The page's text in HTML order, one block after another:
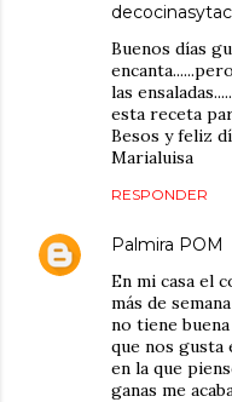
Buenos días
las
esta receta
Besos y feliz
Marialuisa
RESPONDER
Palmira POM
En mi casa el
más de
no tiene
que nos gusta
en la que
ganas me